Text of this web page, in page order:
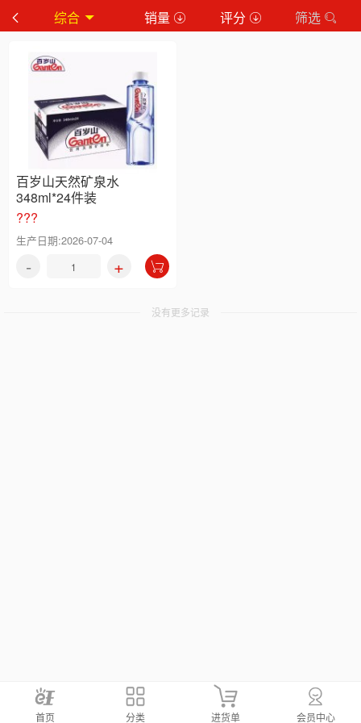
综合 销量 评分 筛选
百岁山天然矿泉水
348ml*24件装
???
生产日期:2026-07-04
- +
没有更多记录
首页 分类 进货单 会员中心